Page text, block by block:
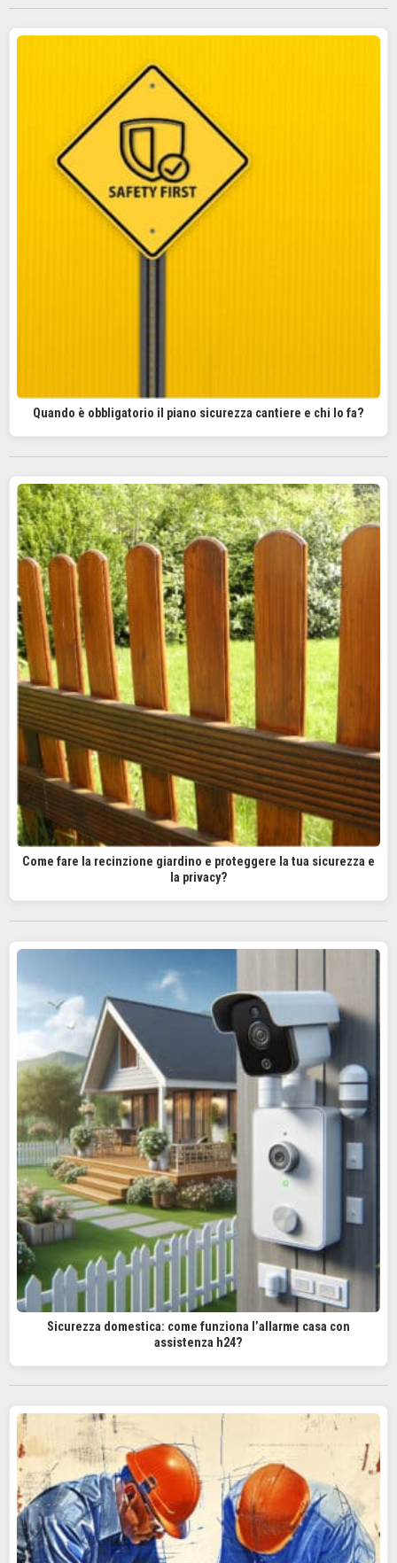
Quando è obbligatorio il piano sicurezza cantiere e chi lo fa?
Come fare la recinzione giardino e proteggere la tua sicurezza e
la privacy?
Sicurezza domestica: come funziona l’allarme casa con
assistenza h24?